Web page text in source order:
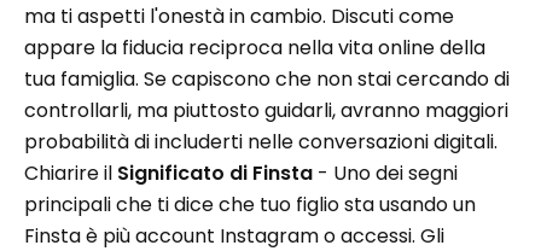
ma ti aspetti l'onestà in cambio. Discuti come
appare la fiducia reciproca nella vita online della
tua famiglia. Se capiscono che non stai cercando di
controllarli, ma piuttosto guidarli, avranno maggiori
probabilità di includerti nelle conversazioni digitali.
Chiarire il Significato di Finsta - Uno dei segni
principali che ti dice che tuo figlio sta usando un
Finsta è più account Instagram o accessi. Gli